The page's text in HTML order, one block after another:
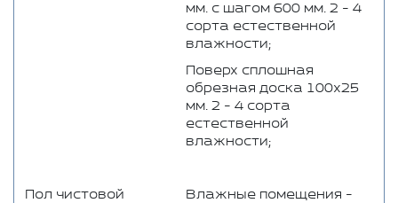
мм. с шагом 600 мм. 2 - 4
сорта естественной
влажности;
Поверх сплошная
обрезная доска 100x25
мм. 2 - 4 сорта
естественной
влажности;
Пол чистовой
Влажные помещения -